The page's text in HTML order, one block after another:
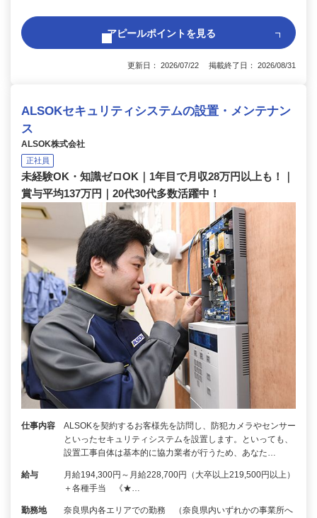
アピールポイントを見る
更新日： 2026/07/22 掲載終了日： 2026/08/31
ALSOKセキュリティシステムの設置・メンテナン
ス
ALSOK株式会社
正社員
未経験OK・知識ゼロOK｜1年目で月収28万円以上も！｜
賞与平均137万円｜20代30代多数活躍中！
仕事内容
ALSOKを契約するお客様先を訪問し、防犯カメラやセンサー
といったセキュリティシステムを設置します。といっても、
設置工事自体は基本的に協力業者が行うため、あなた…
給与
月給194,300円～月給228,700円（大卒以上219,500円以上）
＋各種手当 《★…
勤務地
奈良県内各エリアでの勤務 （奈良県内いずれかの事業所へ